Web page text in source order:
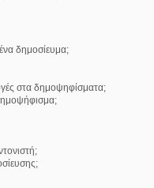
δημοσίευμα;
στα δημοψηφίσματα;